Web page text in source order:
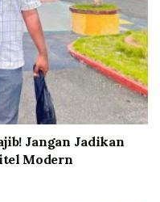
Jangan Jadikan
Modern